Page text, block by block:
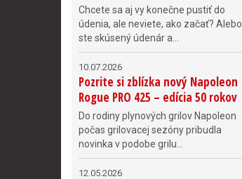
Chcete sa aj vy konečne pustiť do
údenia, ale neviete, ako začať? Alebo
ste skúsený údenár a...
10.07.2026
Pozrite si zblízka nový Napoleon
Rogue PRO 425 – edícia 50 rokov
Do rodiny plynových grilov Napoleon
počas grilovacej sezóny pribudla
novinka v podobe grilu...
12.05.2026